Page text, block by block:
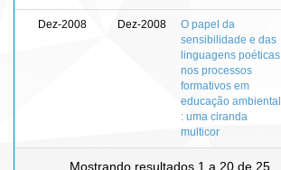
Dez-2008 Dez-2008
O papel da
sensibilidade e das
linguagens poéticas
nos processos
formativos em
educação ambiental
: uma ciranda
multicor
Mostrando resultados 1 a 20 de 25